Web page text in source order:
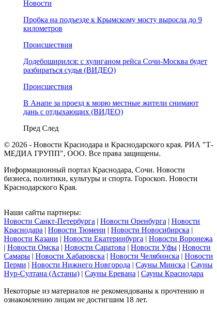
Новости
Пробка на подъезде к Крымскому мосту выросла до 9
километров
Происшествия
Додебоширился: с хулиганом рейса Сочи-Москва будет
разбираться судья (ВИДЕО)
Происшествия
В Анапе за проезд к морю местные жители снимают
дань с отдыхающих (ВИДЕО)
Пред След
© 2026 - Новости Краснодара и Краснодарского края. РИА "Т-
МЕДИА ГРУПП", ООО. Все права защищены.
Информационный портал Краснодара, Сочи. Новости
бизнеса, политики, культуры и спорта. Гороскоп. Новости
Краснодарского Края.
Наши сайты партнеры:
Новости Санкт-Петербурга | Новости Оренбурга | Новости
Краснодара | Новости Тюмени | Новости Новосибирска |
Новости Казани | Новости Екатеринбурга | Новости Воронежа
| Новости Омска | Новости Саратова | Новости Уфы | Новости
Самары | Новости Хабаровска | Новости Челябинска | Новости
Перми | Новости Нижнего Новгорода | Сауны Минска | Сауны
Нур-Султана (Астаны) | Сауны Еревана | Сауны Краснодара
Некоторые из материалов не рекомендованы к прочтению и
ознакомлению лицам не достигшим 18 лет.